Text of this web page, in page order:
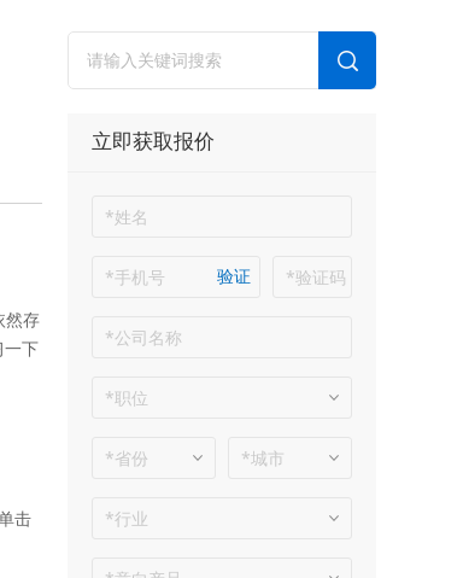
然存
一下
击
立即获取报价
验证